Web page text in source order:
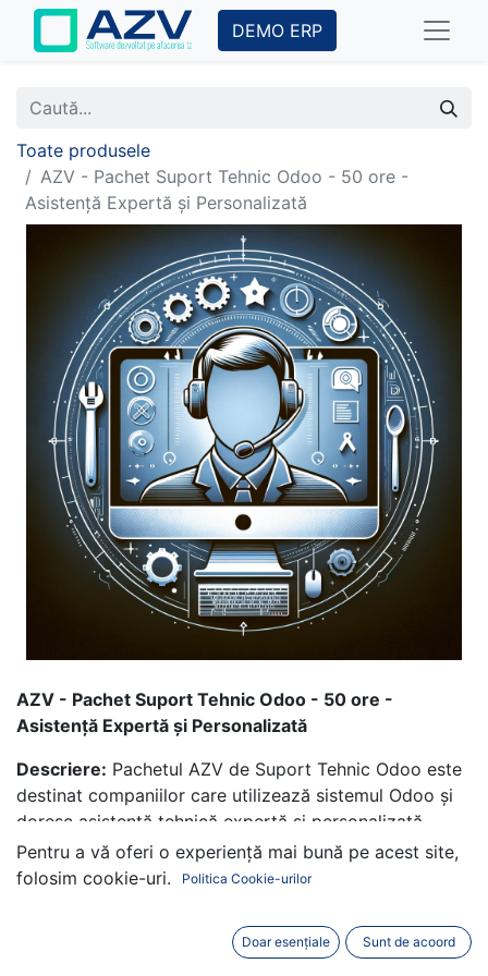
DEMO ERP
Toate produsele
AZV - Pachet Suport Tehnic Odoo - 50 ore -
Asistență Expertă și Personalizată
AZV - Pachet Suport Tehnic Odoo - 50 ore -
Asistență Expertă și Personalizată
Descriere: Pachetul AZV de Suport Tehnic Odoo este
destinat companiilor care utilizează sistemul Odoo și
doresc asistență tehnică expertă și personalizată.
Echipa noastră specializată în Odoo vă oferă soluții
rapide și eficiente pentru orice problemă sau întrebare
Pentru a vă oferi o experiență mai bună pe acest site,
folosim cookie-uri.
Politica Cookie-urilor
Doar esențiale Sunt de acoord